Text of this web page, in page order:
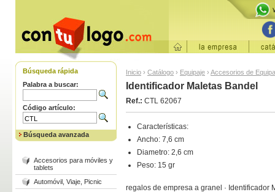
Búsqueda rápida
Palabra a buscar:
Código artículo:
Búsqueda avanzada
Accesorios para móviles y
tablets
Automóvil, Viaje, Picnic
Inicio › Catálogo › Equipaje › Accesorios de
Identificador Maletas Bandel
Ref.: CTL 62067
Características:
Ancho: 7,6 cm
Diametro: 2,6 cm
Peso: 15 gr
regalos de empresa a granel · Identificador